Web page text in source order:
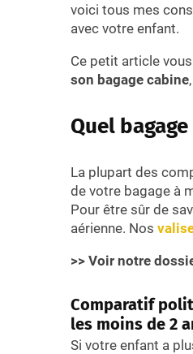
voici tous mes
avec votre enfant.
Ce petit article
son bagage cabine
Quel
La plupart des
de votre bagage à
Pour être sûr de
aérienne. Nos
>> Voir notre
Comparatif
les moins de 2
Si votre enfant a